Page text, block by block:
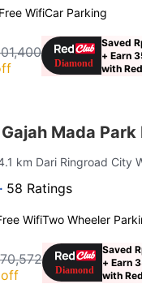
Free WifiCar Parking
Saved
+ Earn
with
Mada Park
4.1 km Dari Ringroad City
58 Ratings
WifiTwo Wheeler
off
Saved
+ Earn
with